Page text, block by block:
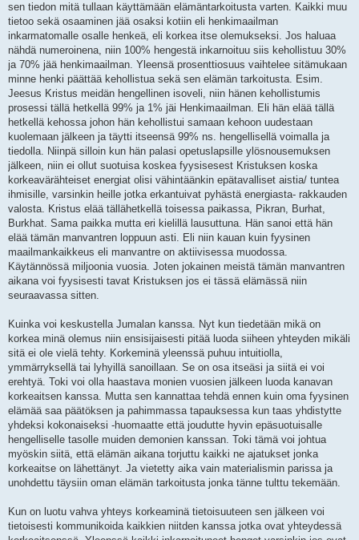
sen tiedon mitä tullaan käyttämään elämäntarkoitusta varten. Kaikki muu
tietoo sekä osaaminen jää osaksi kotiin eli henkimaailman
inkarmatomalle osalle henkeä, eli korkea itse olemukseksi. Jos haluaa
nähdä numeroinena, niin 100% hengestä inkarnoituu siis kehollistuu 30%
ja 70% jää henkimaailman. Yleensä prosenttiosuus vaihtelee sitämukaan
minne henki päättää kehollistua sekä sen elämän tarkoitusta. Esim.
Jeesus Kristus meidän hengellinen isoveli, niin hänen kehollistumis
prosessi tällä hetkellä 99% ja 1% jäi Henkimaailman. Eli hän elää tällä
hetkellä kehossa johon hän kehollistui samaan kehoon uudestaan
kuolemaan jälkeen ja täytti itseensä 99% ns. hengellisellä voimalla ja
tiedolla. Niinpä silloin kun hän palasi opetuslapsille ylösnousemuksen
jälkeen, niin ei ollut suotuisa koskea fyysisesest Kristuksen koska
korkeavärähteiset energiat olisi vähintäänkin epätavalliset aistia/ tuntea
ihmisille, varsinkin heille jotka erkantuivat pyhästä energiasta- rakkauden
valosta. Kristus elää tällähetkellä toisessa paikassa, Pikran, Burhat,
Burkhat. Sama paikka mutta eri kielillä lausuttuna. Hän sanoi että hän
elää tämän manvantren loppuun asti. Eli niin kauan kuin fyysinen
maailmankaikkeus eli manvantre on aktiivisessa muodossa.
Käytännössä miljoonia vuosia. Joten jokainen meistä tämän manvantren
aikana voi fyysisesti tavat Kristuksen jos ei tässä elämässä niin
seuraavassa sitten.
Kuinka voi keskustella Jumalan kanssa. Nyt kun tiedetään mikä on
korkea minä olemus niin ensisijaisesti pitää luoda siiheen yhteyden mikäli
sitä ei ole vielä tehty. Korkeminä yleenssä puhuu intuitiolla,
ymmärryksellä tai lyhyillä sanoillaan. Se on osa itseäsi ja siitä ei voi
erehtyä. Toki voi olla haastava monien vuosien jälkeen luoda kanavan
korkeaitsen kanssa. Mutta sen kannattaa tehdä ennen kuin oma fyysinen
elämää saa päätöksen ja pahimmassa tapauksessa kun taas yhdistytte
yhdeksi kokonaiseksi -huomaatte että joudutte hyvin epäsuotuisalle
hengelliselle tasolle muiden demonien kanssan. Toki tämä voi johtua
myöskin siitä, että elämän aikana torjuttu kaikki ne ajatukset jonka
korkeaitse on lähettänyt. Ja vietetty aika vain materialismin parissa ja
unohdettu täysiin oman elämän tarkoitusta jonka tänne tulttu tekemään.
Kun on luotu vahva yhteys korkeaminä tietoisuuteen sen jälkeen voi
tietoisesti kommunikoida kaikkien niitden kanssa jotka ovat yhteydessä